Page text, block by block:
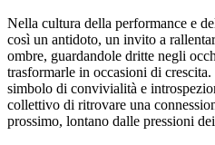
Nella cultura della performance e
così un antidoto, un invito a
ombre, guardandole dritte negli
trasformarle in occasioni di
simbolo di convivialità e
collettivo di ritrovare una
prossimo, lontano dalle pressioni